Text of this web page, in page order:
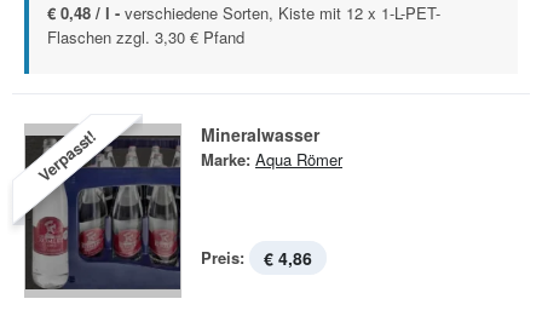
€ 0,48 / l - verschiedene Sorten, Kiste mit 12 x 1-L-PET-
Flaschen zzgl. 3,30 € Pfand
Verpasst! Mineralwasser
Marke: Aqua Römer
Preis: € 4,86